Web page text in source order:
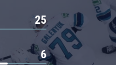
25
6